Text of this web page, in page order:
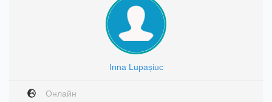
Inna Lupașiuc
Онлайн